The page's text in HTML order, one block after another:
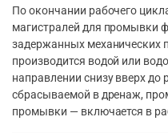
По окончании рабочего
магистралей для промывки
задержанных механических
производится водой или
направлении снизу вверх до
сбрасываемой в дренаж,
промывки — включается в